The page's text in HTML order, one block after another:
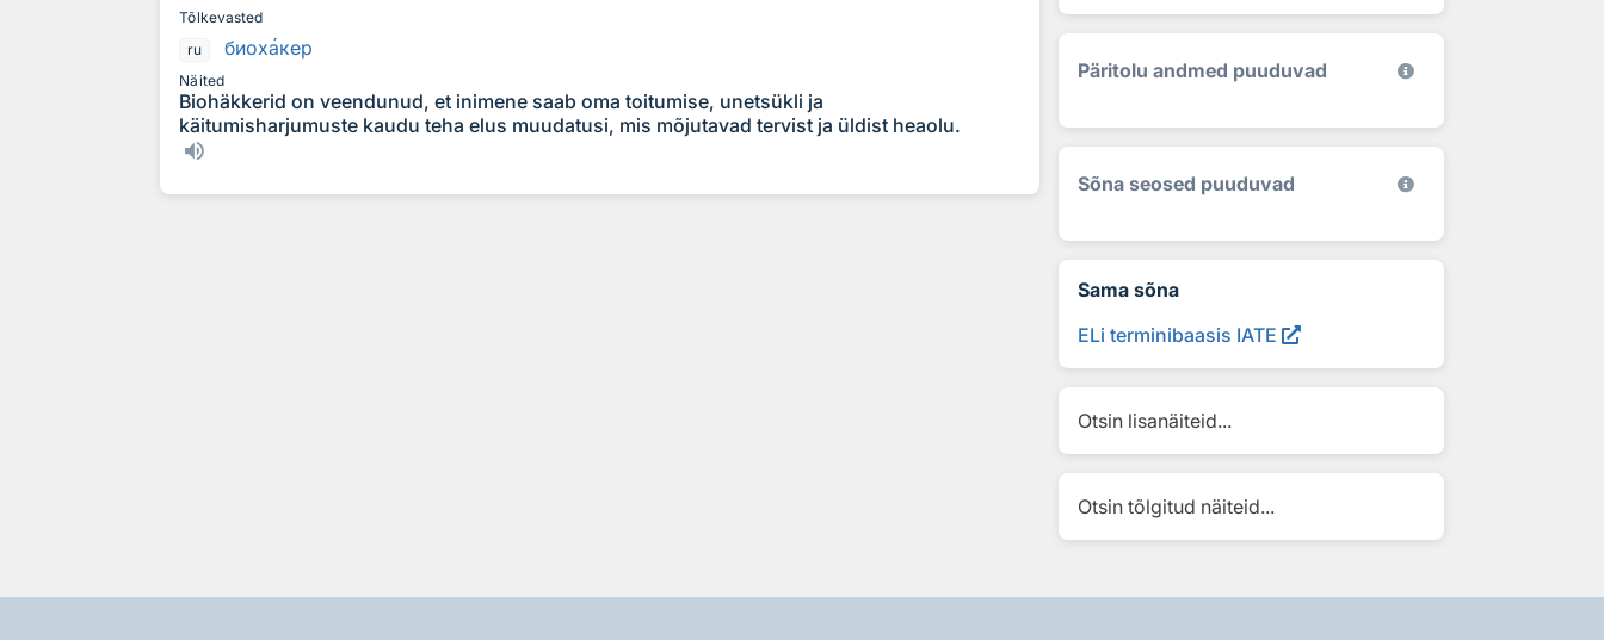
Tõlkevasted
ru
биохакер
Näited
Biohäkkerid on veendunud, et inimene saab oma toitumise, unetsükli ja
käitumisharjumuste kaudu teha elus muudatusi, mis mõjutavad tervist ja üldist heaolu.
Päritolu andmed puuduvad
Sõna seosed puuduvad
Sama sõna
ELi terminibaasis IATE
Otsin lisanäiteid...
Otsin tõlgitud näiteid...